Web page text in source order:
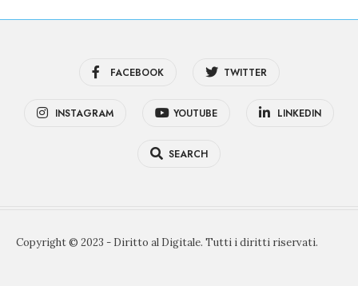
FACEBOOK TWITTER
INSTAGRAM YOUTUBE LINKEDIN
SEARCH
Copyright © 2023 - Diritto al Digitale. Tutti i diritti riservati.